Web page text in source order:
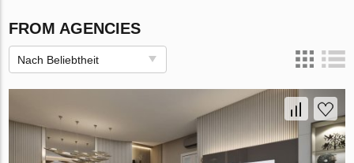
FROM AGENCIES
Nach Beliebtheit